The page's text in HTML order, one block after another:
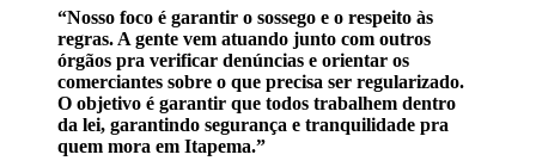
“Nosso foco é garantir o sossego e o respeito às
regras. A gente vem atuando junto com outros
órgãos pra verificar denúncias e orientar os
comerciantes sobre o que precisa ser regularizado.
O objetivo é garantir que todos trabalhem dentro
da lei, garantindo segurança e tranquilidade pra
quem mora em Itapema.”